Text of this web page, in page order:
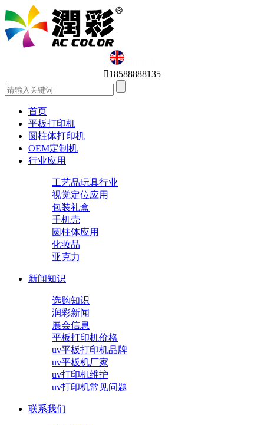
English
18588888135
首页
平板打印机
圆柱体打印机
OEM定制机
行业应用
工艺品玩具行业
视觉定位应用
包装礼盒
手机壳
圆柱体应用
化妆品
亚克力
新闻知识
选购知识
润彩新闻
展会信息
平板打印机价格
uv平板打印机品牌
uv平板机厂家
uv打印机维护
uv打印机常见问题
联系我们